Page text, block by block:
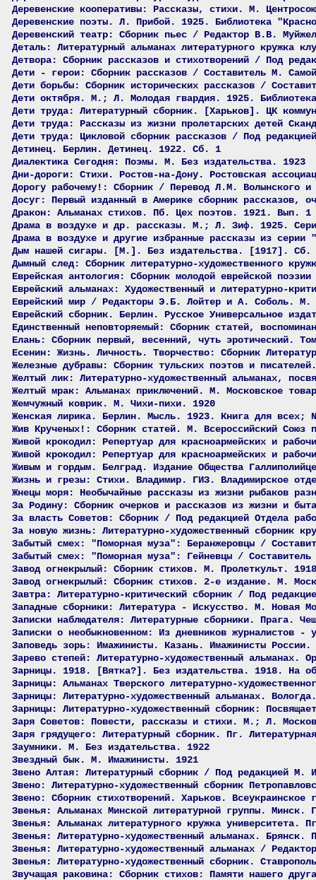
Деревенские кооперативы: Рассказы, стихи. М.
Деревенские поэты. Л. Прибой. 1925. Библиотека
Деревенский театр: Сборник пьес / Редактор В.В.
Деталь: Литературный альманах литературного кружка
Детвора: Сборник рассказов и стихотворений / Под
Дети - герои: Сборник рассказов / Составитель М.
Дети борьбы: Сборник исторических рассказов /
Дети октября. М.; Л. Молодая гвардия. 1925.
Дети труда: Литературный сборник. [Харьков]. ЦК
Дети труда: Рассказы из жизни пролетарских детей
Дети труда: Цикловой сборник рассказов / Под
Детинец. Берлин. Детинец. 1922. Сб. 1
Диалектика Сегодня: Поэмы. М. Без издательства. 1923
Дни-дороги: Стихи. Ростов-на-Дону. Ростовская
Дорогу рабочему!: Сборник / Перевод Л.М. Волынского
Досуг: Первый изданный в Америке сборник рассказов,
Дракон: Альманах стихов. Пб. Цех поэтов. 1921. Вып. 1
Драма в воздухе и др. рассказы. М.; Л. Зиф. 1925.
Драма в воздухе и другие избранные рассказы из
Дым нашей сигары. [М.]. Без издательства. [1917]. Сб.
Дымный след: Сборник литературно-художественного
Еврейская антология: Сборник молодой еврейской
Еврейский альманах: Художественный и литературно-
Еврейский мир / Редакторы Э.Б. Лойтер и А. Соболь.
Еврейский сборник. Берлин. Русское Универсальное
Единственный неповторяемый: Сборник статей,
Елань: Сборник первый, весенний, чуть эротический.
Есенин: Жизнь. Личность. Творчество: Сборник
Железные дубравы: Сборник тульских поэтов и
Желтый лик: Литературно-художественный альманах,
Желтый мрак: Альманах приключений. М. Московское
Жемчужный коврик. М. Чихи-пихи. 1920
Женская лирика. Берлин. Мысль. 1923. Книга для всех;
Жив Крученых!: Сборник статей. М. Всероссийский Союз
Живой крокодил: Репертуар для красноармейских и
Живой крокодил: Репертуар для красноармейских и
Живым и гордым. Белград. Издание Общества
Жизнь и грезы: Стихи. Владимир. ГИЗ. Владимирское
Жнецы моря: Необычайные рассказы из жизни рыбаков
За Родину: Сборник очерков и рассказов из жизни и
За власть Советов: Сборник / Под редакцией Отдела
За новую жизнь: Литературно-художественный сборник
Забытый смех: "Поморная муза": Беранжеровцы /
Забытый смех: "Поморная муза": Гейневцы /
Завод огнекрылый: Сборник стихов. М. Пролеткульт. 1918
Завод огнекрылый: Сборник стихов. 2-е издание. М.
Завтра: Литературно-критический сборник / Под
Западные сборники: Литература - Искусство. М. Новая
Записки наблюдателя: Литературные сборники. Прага.
Записки о необыкновенном: Из дневников
Заповедь зорь: Имажинисты. Казань. Имажинисты России.
Зарево степей: Литературно-художественный альманах.
Зарницы. 1918. [Вятка?]. Без издательства. 1918. На
Зарницы: Альманах Тверского литературно-
Зарницы: Литературно-художественный альманах.
Зарницы: Литературно-художественный сборник:
Заря Советов: Повести, рассказы и стихи. М.; Л.
Заря грядущего: Литературный сборник. Пг.
Заумники. М. Без издательства. 1922
Звездный бык. М. Имажинисты. 1921
Звено Алтая: Литературный сборник / Под редакцией М.
Звено: Литературно-художественный сборник
Звено: Сборник стихотворений. Харьков. Всеукраинское
Звенья: Альманах Минской литературной группы. Минск.
Звенья: Альманах литературного кружка университета.
Звенья: Литературно-художественный альманах. Брянск.
Звенья: Литературно-художественный альманах /
Звенья: Литературно-художественный сборник.
Звучащая раковина: Сборник стихов: Памяти нашего